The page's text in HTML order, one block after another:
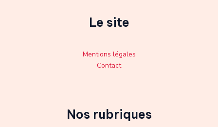
Le site
Mentions légales
Contact
Nos rubriques